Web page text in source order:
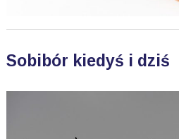
Sobibór kiedyś i dziś